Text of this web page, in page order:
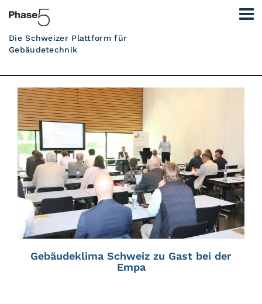
Die Schweizer Plattform für
Gebäudetechnik
Gebäudeklima Schweiz zu Gast bei der
Empa